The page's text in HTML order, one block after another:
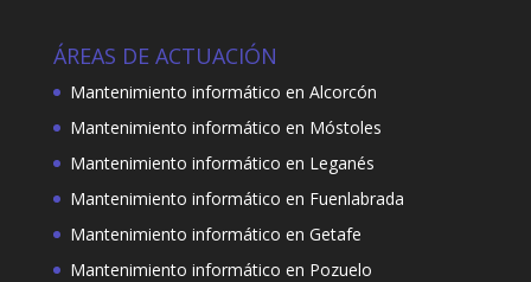
ÁREAS DE ACTUACIÓN
Mantenimiento informático en Alcorcón
Mantenimiento informático en Móstoles
Mantenimiento informático en Leganés
Mantenimiento informático en Fuenlabrada
Mantenimiento informático en Getafe
Mantenimiento informático en Pozuelo